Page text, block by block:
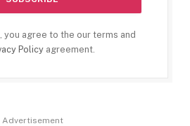
you agree to the our terms and
Policyagreement.
Advertisement